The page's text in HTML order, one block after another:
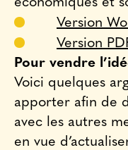
économiques et
Version
Version
Pour vendre
Voici quelques
apporter afin de
avec les autres
en vue